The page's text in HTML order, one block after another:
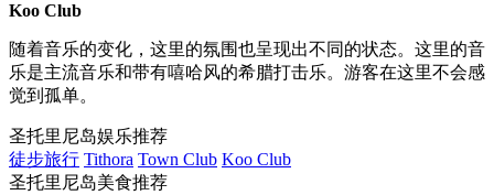
Koo Club
随着音乐的变化，这里的氛围也呈现出不同的状态。这里的音
乐是主流音乐和带有嘻哈风的希腊打击乐。游客在这里不会感
觉到孤单。
圣托里尼岛娱乐推荐
徒步旅行 Tithora Town Club Koo Club
圣托里尼岛美食推荐